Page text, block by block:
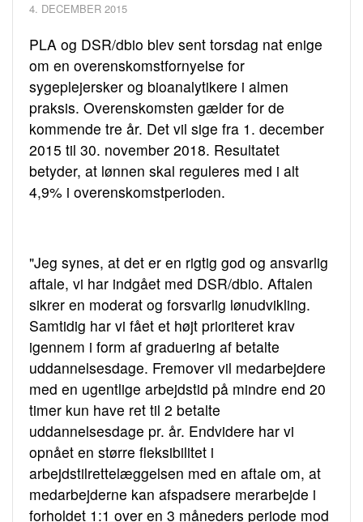
4. DECEMBER 2015
PLA og DSR/dbio blev sent torsdag nat enige
om en overenskomstfornyelse for
sygeplejersker og bioanalytikere i almen
praksis. Overenskomsten gælder for de
kommende tre år. Det vil sige fra 1. december
2015 til 30. november 2018. Resultatet
betyder, at lønnen skal reguleres med i alt
4,9% i overenskomstperioden.
"Jeg synes, at det er en rigtig god og ansvarlig
aftale, vi har indgået med DSR/dbio. Aftalen
sikrer en moderat og forsvarlig lønudvikling.
Samtidig har vi fået et højt prioriteret krav
igennem i form af graduering af betalte
uddannelsesdage. Fremover vil medarbejdere
med en ugentlige arbejdstid på mindre end 20
timer kun have ret til 2 betalte
uddannelsesdage pr. år. Endvidere har vi
opnået en større fleksibilitet i
arbejdstilrettelæggelsen med en aftale om, at
medarbejderne kan afspadsere merarbejde i
forholdet 1:1 over en 3 måneders periode mod